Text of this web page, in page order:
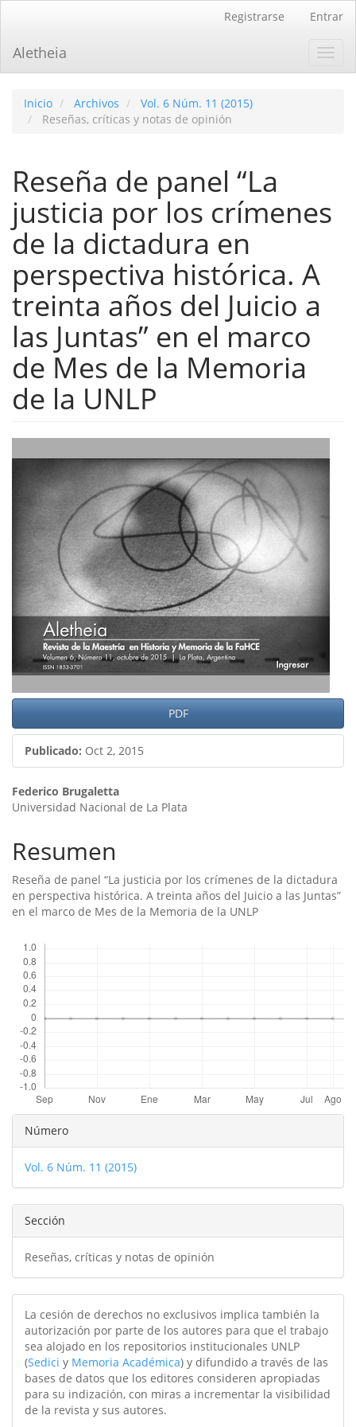
principal
Barra
Registrarse Entrar
Aletheia
Inicio Archivos
Vol. 6 Núm. 11 (2015)
Reseñas, críticas y notas de opinión
Reseña de panel “La
justicia por los crí­menes
de la dictadura en
perspectiva histórica. A
treinta años del Juicio a
las Juntas” en el marco
de Mes de la Memoria
de la UNLP
Barra
lateral
del
artículo
PDF
Publicado: Oct 2, 2015
Contenido
principal
del
artículo
Federico Brugaletta
Universidad Nacional de La Plata
Resumen
Reseña de panel “La justicia por los crí­menes de la dictadura
en perspectiva histórica. A treinta años del Juicio a las Juntas”
en el marco de Mes de la Memoria de la UNLP
Detalles
del
artículo
Número
Vol. 6 Núm. 11 (2015)
Sección
Reseñas, críticas y notas de opinión
La cesión de derechos no exclusivos implica también la
autorización por parte de los autores para que el trabajo
sea alojado en los repositorios institucionales UNLP
(Sedici y Memoria Académica) y difundido a través de las
bases de datos que los editores consideren apropiadas
para su indización, con miras a incrementar la visibilidad
de la revista y sus autores.